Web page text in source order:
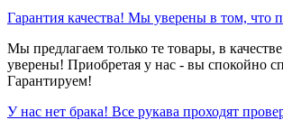
Гарантия качества! Мы уверены в том, что
Мы предлагаем только те товары, в
уверены! Приобретая у нас - вы спокойно
Гарантируем!
У нас нет брака! Все рукава проходят